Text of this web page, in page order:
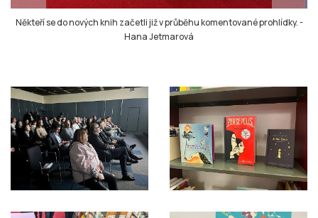
Někteří se do nových knih začetli již v průběhu komentované prohlídky.-
Hana Jetmarová